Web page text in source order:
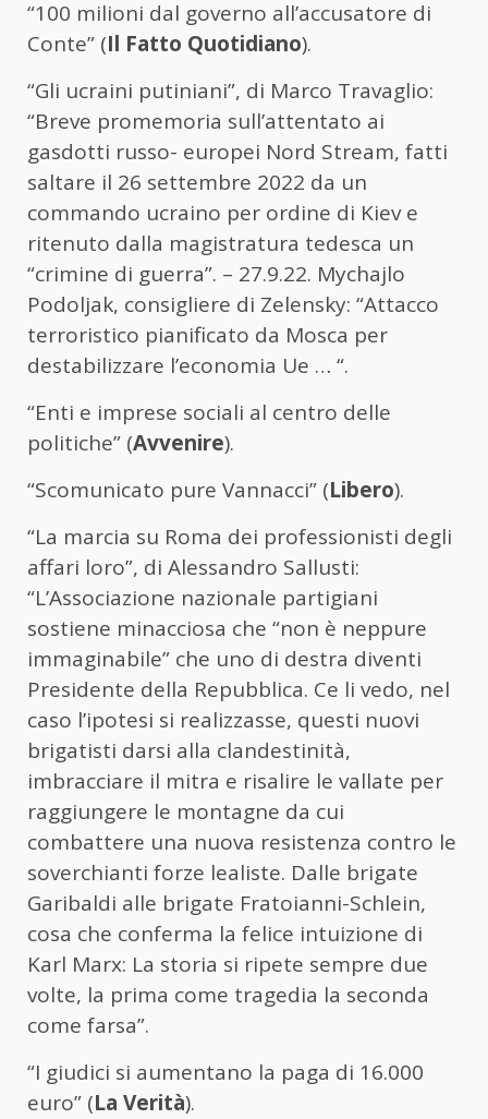
“100 milioni dal governo all’accusatore di
Conte” (Il Fatto Quotidiano).
“Gli ucraini putiniani”, di Marco Travaglio:
“Breve promemoria sull’attentato ai
gasdotti russo- europei Nord Stream, fatti
saltare il 26 settembre 2022 da un
commando ucraino per ordine di Kiev e
ritenuto dalla magistratura tedesca un
“crimine di guerra”. – 27.9.22. Mychajlo
Podoljak, consigliere di Zelensky: “Attacco
terroristico pianificato da Mosca per
destabilizzare l’economia Ue … “.
“Enti e imprese sociali al centro delle
politiche” (Avvenire).
“Scomunicato pure Vannacci” (Libero).
“La marcia su Roma dei professionisti degli
affari loro”, di Alessandro Sallusti:
“L’Associazione nazionale partigiani
sostiene minacciosa che “non è neppure
immaginabile” che uno di destra diventi
Presidente della Repubblica. Ce li vedo, nel
caso l’ipotesi si realizzasse, questi nuovi
brigatisti darsi alla clandestinità,
imbracciare il mitra e risalire le vallate per
raggiungere le montagne da cui
combattere una nuova resistenza contro le
soverchianti forze lealiste. Dalle brigate
Garibaldi alle brigate Fratoianni-Schlein,
cosa che conferma la felice intuizione di
Karl Marx: La storia si ripete sempre due
volte, la prima come tragedia la seconda
come farsa”.
“I giudici si aumentano la paga di 16.000
euro” (La Verità).